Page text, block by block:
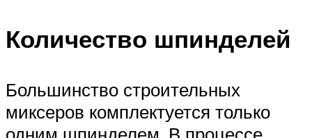
Количество шпинделей
Большинство строительных
миксеров комплектуется только